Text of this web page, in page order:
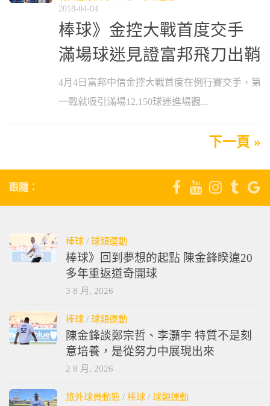
2018-04-04
棒球》金控大戰首度交手
滿場球迷見證富邦飛刀出鞘
4月4日富邦中信金控大戰首度在例行賽交手，第
一戰就吸引滿場12,150球迷進場觀...
下一頁 »
跟隨：
棒球 / 球類運動
棒球》回到夢想的起點 陳金鋒睽違20
多年重返道奇開球
3 8 月, 2026
棒球 / 球類運動
陳金鋒談鄭宗哲、李灝宇 特質不是刻
意培養，是從努力中展現出來
2 8 月, 2026
旅外球員動態 / 棒球 / 球類運動